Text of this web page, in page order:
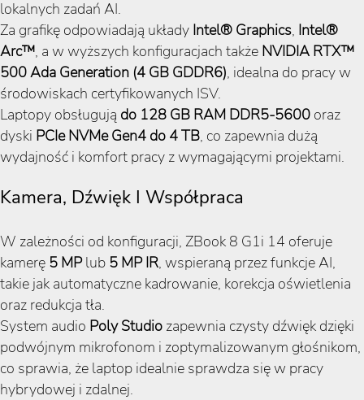
lokalnych zadań AI.
Za grafikę odpowiadają układy Intel® Graphics, Intel®
Arc™, a w wyższych konfiguracjach także NVIDIA RTX™
500 Ada Generation (4 GB GDDR6), idealna do pracy w
środowiskach certyfikowanych ISV.
Laptopy obsługują do 128 GB RAM DDR5-5600 oraz
dyski PCIe NVMe Gen4 do 4 TB, co zapewnia dużą
wydajność i komfort pracy z wymagającymi projektami.
Kamera, Dźwięk I Współpraca
W zależności od konfiguracji, ZBook 8 G1i 14 oferuje
kamerę 5 MPlub 5 MP IR, wspieraną przez funkcje AI,
takie jak automatyczne kadrowanie, korekcja oświetlenia
oraz redukcja tła.
System audio Poly Studio zapewnia czysty dźwięk dzięki
podwójnym mikrofonom i zoptymalizowanym głośnikom,
co sprawia, że laptop idealnie sprawdza się w pracy
hybrydowej i zdalnej.